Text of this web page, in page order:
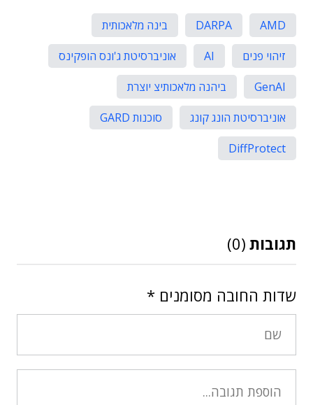
AMD
DARPA
בינה מלאכותית
זיהוי פנים
AI
אוניברסיטת ג'ונס הופקינס
GenAI
ביהנה מלאכותיצ יוצרת
אוניברסיטת הונג קונג
סוכנות GARD
DiffProtect
תגובות (0)
שדות החובה מסומנים *